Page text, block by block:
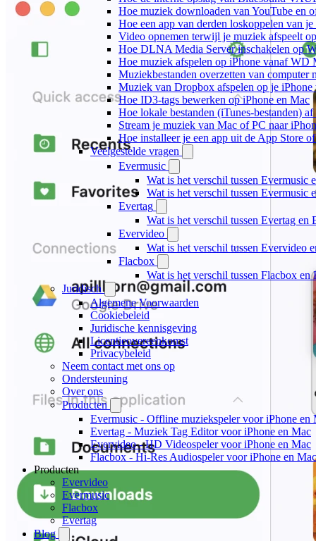
Hoe muziek downloaden van YouTube en
Hoe een app van derden loskoppelen van
Video opnemen terwijl je muziek afspeelt
Hoe DLNA Media Server inschakelen op
Hoe muziek afspelen op iPhone vanaf WD
Muziekbestanden overzetten van
Muziek van Dropbox afspelen op je
Hoe ID3-tags bewerken op iPhone en Mac
Hoe lokale bestanden (iTunes-bestanden)
Stream je muziek van Mac of PC naar
Hoe installeer je een app uit de App Store
Veelgestelde vragen
Evermusic
Wat is het verschil tussen Evermusic
Wat is het verschil tussen Evermusic
Evertag
Wat is het verschil tussen Evertag en
Evervideo
Wat is het verschil tussen Evervideo
Flacbox
Wat is het verschil tussen Flacbox en
Juridisch
Algemene Voorwaarden
Cookiebeleid
Juridische kennisgeving
Licentieovereenkomst
Privacybeleid
Neem contact met ons op
Ondersteuning
Over ons
Producten
Evermusic - Offline muziekspeler voor iPhone en
Evertag - Muziek Tag Editor voor iPhone en Mac
Evervideo - HD Videospeler voor iPhone en Mac
Flacbox - Hi-Res Audiospeler voor iPhone en Mac
Producten
Evervideo
Evermusic
Flacbox
Evertag
Blog